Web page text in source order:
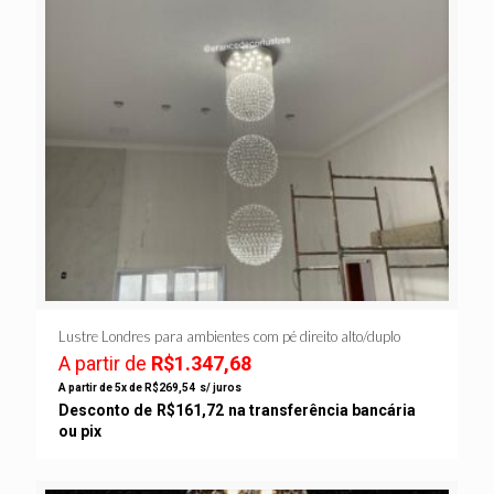
Lustre Londres para ambientes com pé direito alto/duplo
A partir de R$1.347,68
A partir de 5x de R$269,54 s/ juros
Desconto de R$161,72 na transferência bancária
ou pix